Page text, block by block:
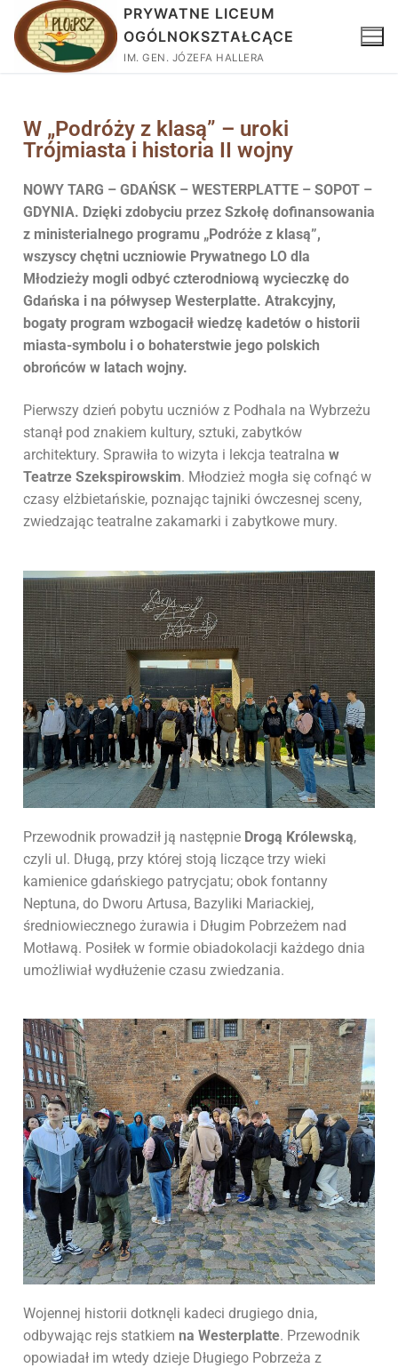
PRYWATNE LICEUM
OGÓLNOKSZTAŁCĄCE
IM. GEN. JÓZEFA HALLERA
W „Podróży z klasą” – uroki
Trójmiasta i historia II wojny
NOWY TARG – GDAŃSK – WESTERPLATTE – SOPOT –
GDYNIA. Dzięki zdobyciu przez Szkołę dofinansowania
z ministerialnego programu „Podróże z klasą”,
wszyscy chętni uczniowie Prywatnego LO dla
Młodzieży mogli odbyć czterodniową wycieczkę do
Gdańska i na półwysep Westerplatte. Atrakcyjny,
bogaty program wzbogacił wiedzę kadetów o historii
miasta-symbolu i o bohaterstwie jego polskich
obrońców w latach wojny.
Pierwszy dzień pobytu uczniów z Podhala na Wybrzeżu
stanął pod znakiem kultury, sztuki, zabytków
architektury. Sprawiła to wizyta i lekcja teatralna w
Teatrze Szekspirowskim. Młodzież mogła się cofnąć w
czasy elżbietańskie, poznając tajniki ówczesnej sceny,
zwiedzając teatralne zakamarki i zabytkowe mury.
Przewodnik prowadził ją następnie Drogą Królewską,
czyli ul. Długą, przy której stoją liczące trzy wieki
kamienice gdańskiego patrycjatu; obok fontanny
Neptuna, do Dworu Artusa, Bazyliki Mariackiej,
średniowiecznego żurawia i Długim Pobrzeżem nad
Motławą. Posiłek w formie obiadokolacji każdego dnia
umożliwiał wydłużenie czasu zwiedzania.
Wojennej historii dotknęli kadeci drugiego dnia,
odbywając rejs statkiem na Westerplatte. Przewodnik
opowiadał im wtedy dzieje Długiego Pobrzeża z